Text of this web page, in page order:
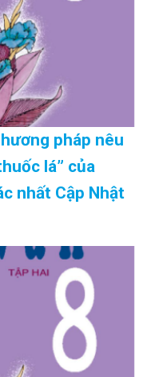
pháp nêu
lá” của
nhất Cập Nhật